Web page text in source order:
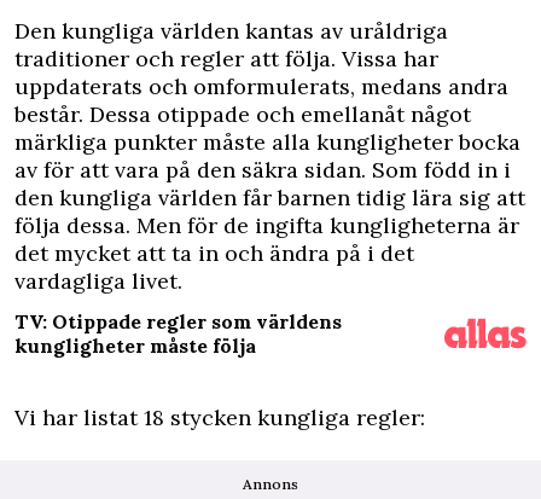
Den kungliga världen kantas av uråldriga
traditioner och regler att följa. Vissa har
uppdaterats och omformulerats, medans andra
består. Dessa otippade och emellanåt något
märkliga punkter måste alla kungligheter bocka
av för att vara på den säkra sidan. Som född in i
den kungliga världen får barnen tidig lära sig att
följa dessa. Men för de ingifta kungligheterna är
det mycket att ta in och ändra på i det
vardagliga livet.
TV: Otippade regler som världens
kungligheter måste följa
Vi har listat 18 stycken kungliga regler:
Annons